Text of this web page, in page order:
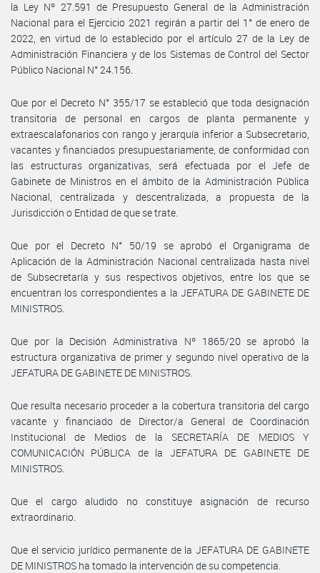
la Ley Nº 27.591 de Presupuesto General de la Administración
Nacional para el Ejercicio 2021 regirán a partir del 1° de enero de
2022, en virtud de lo establecido por el artículo 27 de la Ley de
Administración Financiera y de los Sistemas de Control del Sector
Público Nacional N° 24.156.
Que por el Decreto N° 355/17 se estableció que toda designación
transitoria de personal en cargos de planta permanente y
extraescalafonarios con rango y jerarquía inferior a Subsecretario,
vacantes y financiados presupuestariamente, de conformidad con
las estructuras organizativas, será efectuada por el Jefe de
Gabinete de Ministros en el ámbito de la Administración Pública
Nacional, centralizada y descentralizada, a propuesta de la
Jurisdicción o Entidad de que se trate.
Que por el Decreto N° 50/19 se aprobó el Organigrama de
Aplicación de la Administración Nacional centralizada hasta nivel
de Subsecretaría y sus respectivos objetivos, entre los que se
encuentran los correspondientes a la JEFATURA DE GABINETE DE
MINISTROS.
Que por la Decisión Administrativa Nº 1865/20 se aprobó la
estructura organizativa de primer y segundo nivel operativo de la
JEFATURA DE GABINETE DE MINISTROS.
Que resulta necesario proceder a la cobertura transitoria del cargo
vacante y financiado de Director/a General de Coordinación
Institucional de Medios de la SECRETARÍA DE MEDIOS Y
COMUNICACIÓN PÚBLICA de la JEFATURA DE GABINETE DE
MINISTROS.
Que el cargo aludido no constituye asignación de recurso
extraordinario.
Que el servicio jurídico permanente de la JEFATURA DE GABINETE
DE MINISTROS ha tomado la intervención de su competencia.